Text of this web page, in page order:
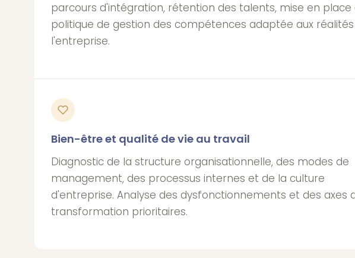
parcours d'intégration, rétention des talents, mise en place
politique de gestion des compétences adaptée aux
l'entreprise.
Bien-être et qualité de vie au travail
Diagnostic de la structure organisationnelle, des modes de
management, des processus internes et de la culture
d'entreprise. Analyse des dysfonctionnements et des axes
transformation prioritaires.